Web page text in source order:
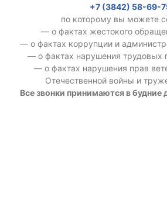
+7 (3842) 58-69-
по которому вы можете
— о фактах жестокого
— о фактах коррупции и
— о фактах нарушения трудовых
— о фактах нарушения прав
Отечественной войны и
Все звонки принимаются в будние